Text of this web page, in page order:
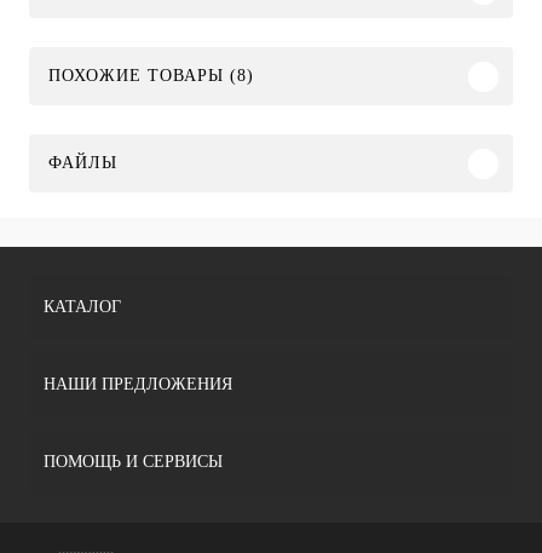
ПОХОЖИЕ ТОВАРЫ (8)
ФАЙЛЫ
КАТАЛОГ
НАШИ ПРЕДЛОЖЕНИЯ
ПОМОЩЬ И СЕРВИСЫ